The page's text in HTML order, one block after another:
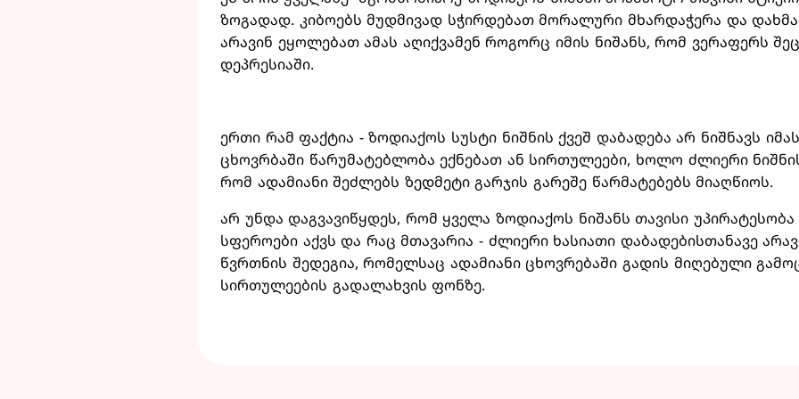
ზოგადად. კიბოებს მუდმივად სჭირდებათ მორალური მხარდაჭერა და
არავინ ეყოლებათ ამას აღიქვამენ როგორც იმის ნიშანს, რომ ვერაფერს
დეპრესიაში.
ერთი რამ ფაქტია - ზოდიაქოს სუსტი ნიშნის ქვეშ დაბადება არ ნიშნავს
ცხოვრბაში წარუმატებლობა ექნებათ ან სირთულეები, ხოლო ძლიერი
რომ ადამიანი შეძლებს ზედმეტი გარჯის გარეშე წარმატებებს მიაღწიოს.
არ უნდა დაგვავიწყდეს, რომ ყველა ზოდიაქოს ნიშანს თავისი
სფეროები აქვს და რაც მთავარია - ძლიერი ხასიათი დაბადებისთანავე
წვრთნის შედეგია, რომელსაც ადამიანი ცხოვრებაში გადის მიღებული
სირთულეების გადალახვის ფონზე.